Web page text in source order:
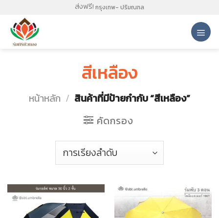
content
ส่งฟรี! กรุงเทพ- ปริมณฑล
สีเหลือง
หน้าหลัก / สินค้าที่มีป้ายกำกับ “สีเหลือง”
คัดกรอง